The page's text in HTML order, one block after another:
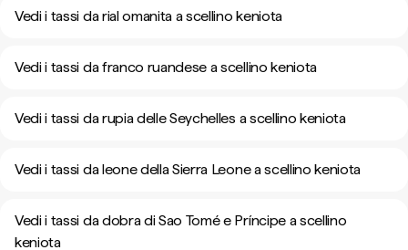
Vedi i tassi da rial omanita a scellino keniota
Vedi i tassi da franco ruandese a scellino keniota
Vedi i tassi da rupia delle Seychelles a scellino keniota
Vedi i tassi da leone della Sierra Leone a scellino keniota
Vedi i tassi da dobra di Sao Tomé e Príncipe a scellino
keniota